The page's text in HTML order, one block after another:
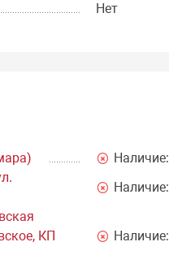
Нет
Наличие:
Наличие:
КП
Наличие: